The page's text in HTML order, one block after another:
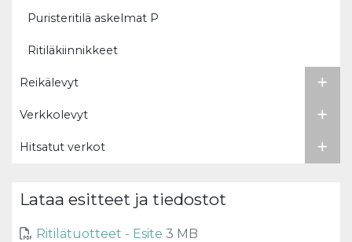
Puristeritilä askelmat P
Ritiläkiinnikkeet
Reikälevyt
Verkkolevyt
Hitsatut verkot
Lataa esitteet ja tiedostot
Ritilätuotteet - Esite 3 MB